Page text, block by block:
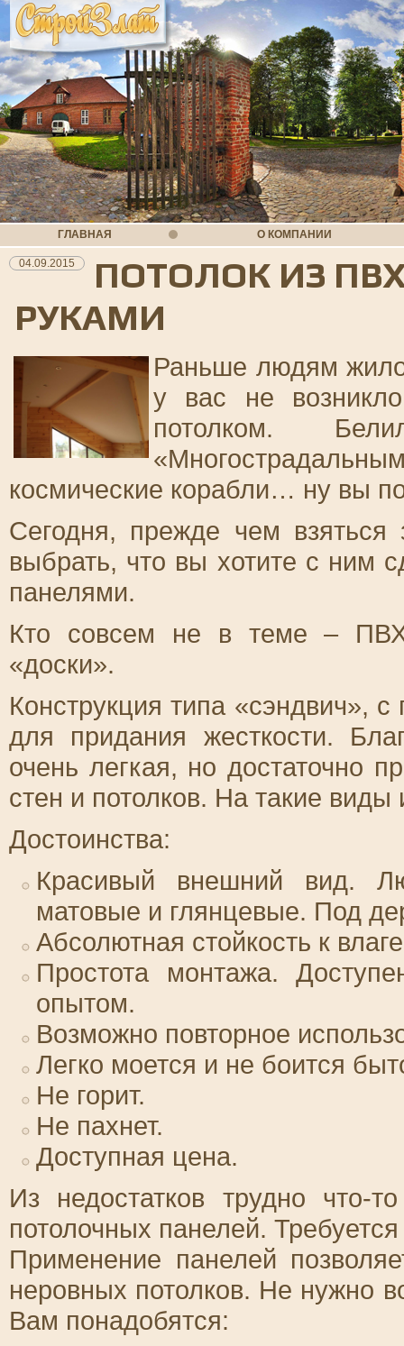
ГЛАВНАЯ О КОМПАНИИ
04.09.2015
ПОТОЛОК ИЗ
РУКАМИ
Раньше людям
у вас не
потолком.
космические корабли… ну вы
Сегодня, прежде чем взяться
выбрать, что вы хотите с ним
панелями.
Кто совсем не в теме – ПВХ
«доски».
Конструкция типа «сэндвич»,
для придания жесткости.
очень легкая, но достаточно
стен и потолков. На такие
Достоинства:
Красивый внешний вид.
матовые и глянцевые. Под
Абсолютная стойкость к
Простота монтажа.
опытом.
Возможно повторное
Легко моется и не боится
Не горит.
Не пахнет.
Доступная цена.
Из недостатков трудно что-
потолочных панелей.
Применение панелей
неровных потолков. Не нужно
Вам понадобятся: